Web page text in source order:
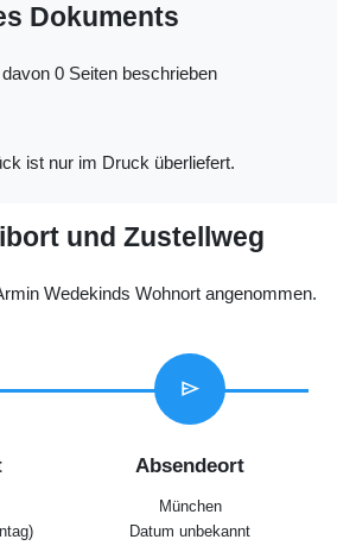
Dokuments
0 Seiten beschrieben
ist nur im Druck überliefert.
und Zustellweg
Wedekinds Wohnort angenommen.
send
Absendeort
München
Datum unbekannt